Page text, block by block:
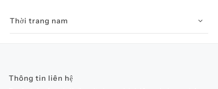
Thời trang nam
Thông tin liên hệ